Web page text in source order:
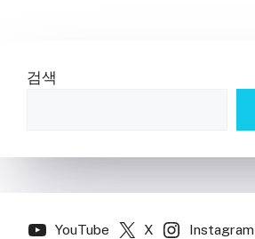
검색
YouTube X Instagram